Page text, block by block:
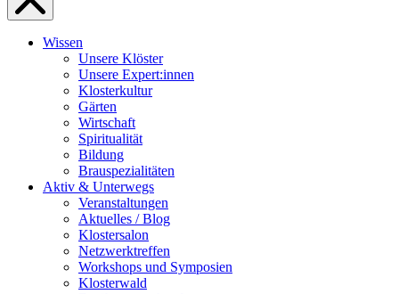
Wissen
Unsere Klöster
Unsere Expert:innen
Klosterkultur
Gärten
Wirtschaft
Spiritualität
Bildung
Brauspezialitäten
Aktiv & Unterwegs
Veranstaltungen
Aktuelles / Blog
Klostersalon
Netzwerktreffen
Workshops und Symposien
Klosterwald